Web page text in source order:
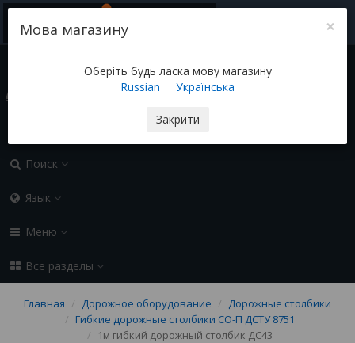
Поиск
Язык
Меню
Все разделы
Главная Дорожное оборудование
Дорожные столбики
Гибкие дорожные столбики СО-П ДСТУ 8751
1м гибкий дорожный столбик ДС43
×
Мова магазину
Оберіть будь ласка мову магазину
Russian
Українська
Закрити